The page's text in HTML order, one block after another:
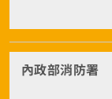
內政部消防署